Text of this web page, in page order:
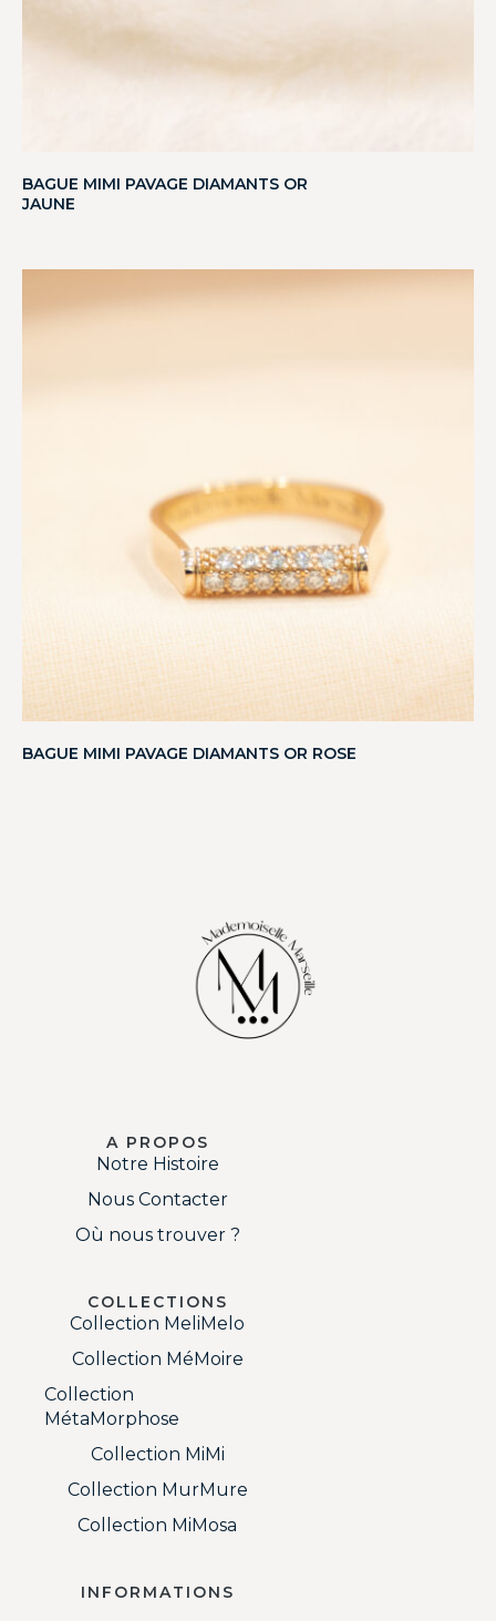
BAGUE MIMI PAVAGE DIAMANTS OR
JAUNE
BAGUE MIMI PAVAGE DIAMANTS OR ROSE
A PROPOS
Notre Histoire
Nous Contacter
Où nous trouver ?
COLLECTIONS
Collection MeliMelo
Collection MéMoire
Collection
MétaMorphose
Collection MiMi
Collection MurMure
Collection MiMosa
INFORMATIONS